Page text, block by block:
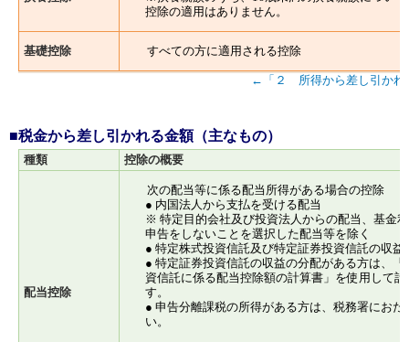
控除の適用はありません。
基礎控除 すべての方に適用される控除
←「２ 所得から差し引かれ
■税金から差し引かれる金額（主なもの）
種類 控除の概要
配当控除
次の配当等に係る配当所得がある場合の控除
● 内国法人から支払を受ける配当
※ 特定目的会社及び投資法人からの配当、基金
申告をしないことを選択した配当等を除く
● 特定株式投資信託及び特定証券投資信託の収益
● 特定証券投資信託の収益の分配がある方は、「
資信託に係る配当控除額の計算書」を使用して
す。
● 申告分離課税の所得がある方は、税務署におた
い。